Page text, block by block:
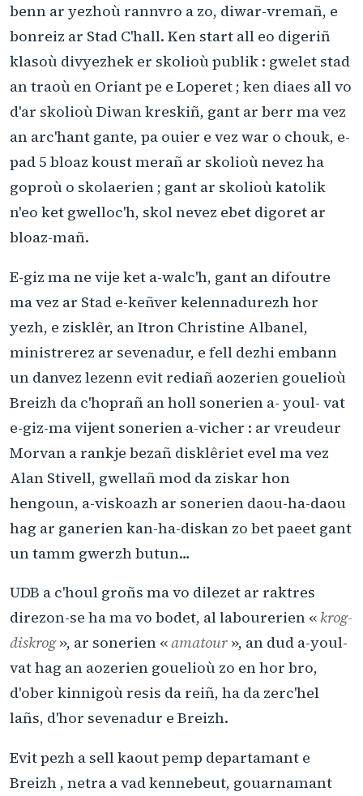
benn ar yezhoù rannvro a zo, diwar-vremañ, e
bonreiz ar Stad C'hall. Ken start all eo digeriñ
klasoù divyezhek er skolioù publik : gwelet stad
an traoù en Oriant pe e Loperet ; ken diaes all vo
d'ar skolioù Diwan kreskiñ, gant ar berr ma vez
an arc'hant gante, pa ouier e vez war o chouk, e-
pad 5 bloaz koust merañ ar skolioù nevez ha
goproù o skolaerien ; gant ar skolioù katolik
n'eo ket gwelloc'h, skol nevez ebet digoret ar
bloaz-mañ.
E-giz ma ne vije ket a-walc'h, gant an difoutre
ma vez ar Stad e-keñver kelennadurezh hor
yezh, e zisklêr, an Itron Christine Albanel,
ministrerez ar sevenadur, e fell dezhi embann
un danvez lezenn evit rediañ aozerien gouelioù
Breizh da c'hoprañ an holl sonerien a- youl- vat
e-giz-ma vijent sonerien a-vicher : ar vreudeur
Morvan a rankje bezañ disklêriet evel ma vez
Alan Stivell, gwellañ mod da ziskar hon
hengoun, a-viskoazh ar sonerien daou-ha-daou
hag ar ganerien kan-ha-diskan zo bet paeet gant
un tamm gwerzh butun…
UDB a c'houl groñs ma vo dilezet ar raktres
direzon-se ha ma vo bodet, al labourerien « krog-
diskrog», ar sonerien «amatour », an dud a-youl-
vat hag an aozerien gouelioù zo en hor bro,
d'ober kinnigoù resis da reiñ, ha da zerc'hel
lañs, d'hor sevenadur e Breizh.
Evit pezh a sell kaout pemp departamant e
Breizh , netra a vad kennebeut, gouarnamant